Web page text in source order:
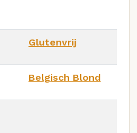
Glutenvrij
Belgisch Blond